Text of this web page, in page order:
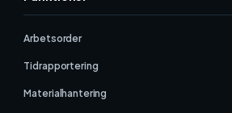
Arbetsorder
Tidrapportering
Materialhantering